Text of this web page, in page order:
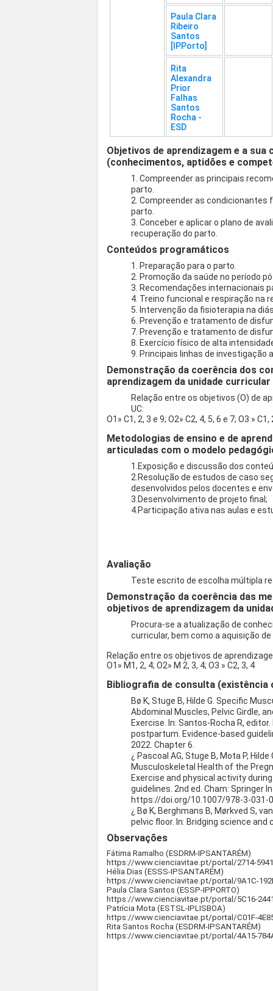
Paula Clara
Ribeiro
Santos
[IPPorto]
Rita
Alexandra
Prior
Falhas
Santos
Rocha -
ESD
Objetivos de aprendizagem e a
(conhecimentos, aptidões e
1. Compreender as principais
parto.
2. Compreender as condicionantes
parto.
3. Conceber e aplicar o plano de
recuperação do parto.
Conteúdos programáticos
1. Preparação para o parto.
2. Promoção da saúde no período
3. Recomendações internacionais
4. Treino funcional e respiração na
5. Intervenção da fisioterapia na
6. Prevenção e tratamento de
7. Prevenção e tratamento de
8. Exercício físico de alta
9. Principais linhas de investigação
Demonstração da coerência dos
aprendizagem da unidade curricular
Relação entre os objetivos (O) de
UC:
O1» C1, 2, 3 e 9; O2» C2, 4, 5, 6 e 7; O3 » C1,
Metodologias de ensino e de
articuladas com o modelo
1.Exposição e discussão dos
2.Resolução de estudos de caso
desenvolvidos pelos docentes e
3.Desenvolvimento de projeto final;
4.Participação ativa nas aulas e
Avaliação
Teste escrito de escolha múltipla
Demonstração da coerência das
objetivos de aprendizagem da
Procura-se a atualização de
curricular, bem como a aquisição
Relação entre os objetivos de
O1» M1, 2, 4; O2» M 2, 3, 4; O3 » C2, 3, 4
Bibliografia de consulta
Bø K, Stuge B, Hilde G. Specific
Abdominal Muscles, Pelvic Girdle,
Exercise. In: Santos-Rocha R,
postpartum. Evidence-based
2022. Chapter 6.
¿ Pascoal AG, Stuge B, Mota P,
Musculoskeletal Health of the
Exercise and physical activity
guidelines. 2nd ed. Cham: Springer
https://doi.org/10.1007/978-3-031-
¿ Bø K, Berghmans B, Mørkved S,
pelvic floor. In: Bridging science
Observações
Fátima Ramalho (ESDRM-IPSANTARÉM)
https://www.cienciavitae.pt/portal/2714-
Hélia Dias (ESSS-IPSANTARÉM)
https://www.cienciavitae.pt/portal/9A1C-
Paula Clara Santos (ESSP-IPPORTO)
https://www.cienciavitae.pt/portal/5C16-
Patrícia Mota (ESTSL-IPLISBOA)
https://www.cienciavitae.pt/portal/C01F-
Rita Santos Rocha (ESDRM-IPSANTARÉM)
https://www.cienciavitae.pt/portal/4A15-